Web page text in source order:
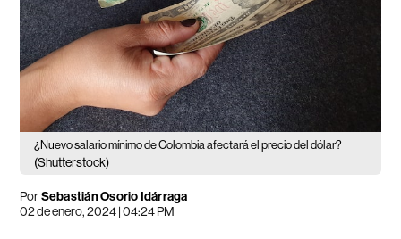
¿Nuevo salario mínimo de Colombia afectará el precio del dólar?
(Shutterstock)
PorSebastián Osorio Idárraga
02 de enero, 2024 | 04:24 PM